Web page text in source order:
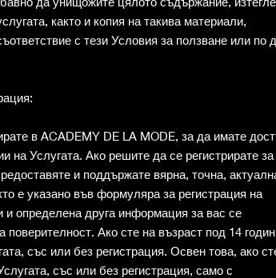
както и копия на такива материали,
с тези Условия за ползване или по
в ACADEMY DE LA MODE, за да имате
на Услугата. Ако решите да се регистрирате за
и поддържате вярна, точна,
е указано във формуляра за регистрация на
и определена друга информация за вас се
Ако сте на възраст под 14
със или без регистрация. Освен това, ако
със или без регистрация, само с